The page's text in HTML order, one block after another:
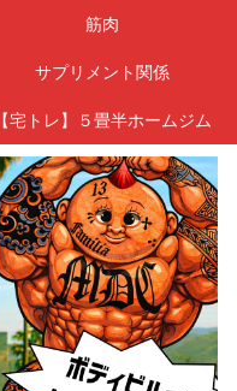
筋肉
サプリメント関係
【宅トレ】５畳半ホームジム